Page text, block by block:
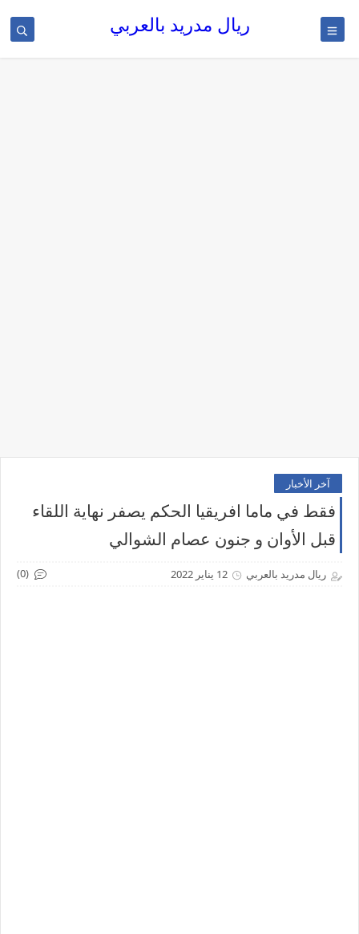
ريال مدريد بالعربي
آخر الأخبار
فقط في ماما افريقيا الحكم يصفر نهاية اللقاء
قبل الأوان و جنون عصام الشوالي
ريال مدريد بالعربي 12 يناير 2022 (0)